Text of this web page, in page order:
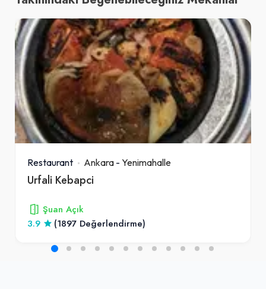
Restaurant Ankara - Yenimahalle
Urfali Kebapci
Şuan Açık
3.9
(1897 Değerlendirme)